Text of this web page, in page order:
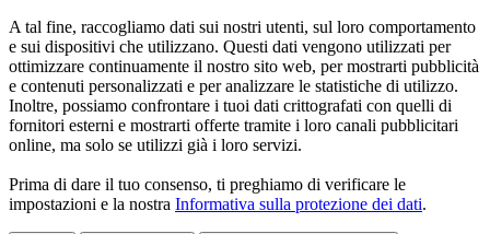
A tal fine, raccogliamo dati sui nostri utenti, sul loro comportamento
e sui dispositivi che utilizzano. Questi dati vengono utilizzati per
ottimizzare continuamente il nostro sito web, per mostrarti pubblicità
e contenuti personalizzati e per analizzare le statistiche di utilizzo.
Inoltre, possiamo confrontare i tuoi dati crittografati con quelli di
fornitori esterni e mostrarti offerte tramite i loro canali pubblicitari
online, ma solo se utilizzi già i loro servizi.
Prima di dare il tuo consenso, ti preghiamo di verificare le
impostazioni e la nostra Informativa sulla protezione dei dati.